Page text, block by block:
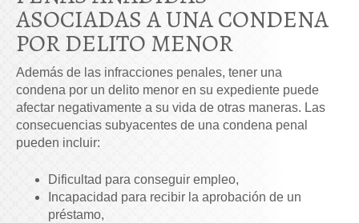
ASOCIADAS A UNA CONDENA
POR DELITO MENOR
Además de las infracciones penales, tener una
condena por un delito menor en su expediente puede
afectar negativamente a su vida de otras maneras. Las
consecuencias subyacentes de una condena penal
pueden incluir:
Dificultad para conseguir empleo,
Incapacidad para recibir la aprobación de un
préstamo,